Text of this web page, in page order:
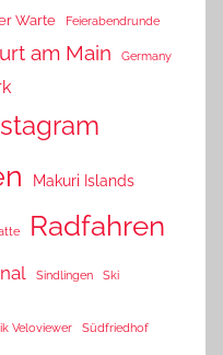
Warte Feierabendrunde
am Main Germany
Makuri Islands
Radfahren
Sindlingen Ski
Veloviewer Südfriedhof